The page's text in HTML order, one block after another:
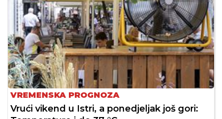
VREMENSKA PROGNOZA
Vrući vikend u Istri, a ponedjeljak još gori: